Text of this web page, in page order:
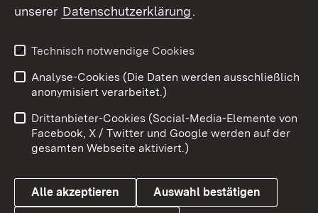
X / Twitter
Youtube
Benutzungshinweise
Barrierefreiheit
Datenschutz
Cookies
unserer Datenschutzerklärung.
Technisch notwendige Cookies
Analyse-Cookies (Die Daten werden ausschließlich
anonymisiert verarbeitet.)
Drittanbieter-Cookies (Social-Media-Elemente von
Facebook, X / Twitter und Google werden auf der
gesamten Webseite aktiviert.)
Alle akzeptieren Auswahl bestätigen